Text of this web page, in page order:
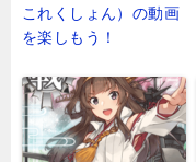
これくしょん）の動画
を楽しもう！